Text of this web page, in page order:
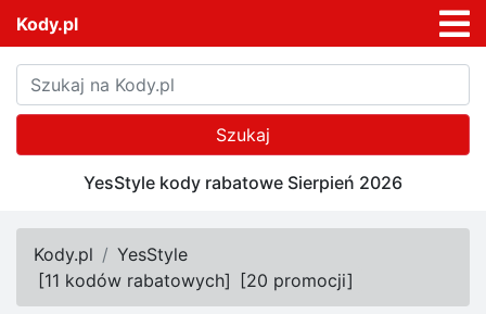
Kody.pl
Szukaj
YesStyle kody rabatowe Sierpień 2026
Kody.pl
YesStyle
[11 kodów rabatowych] [20 promocji]